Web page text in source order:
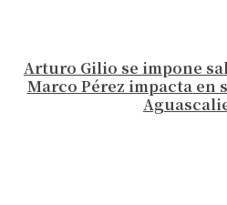
Arturo Gilio se impone
Marco Pérez impacta en